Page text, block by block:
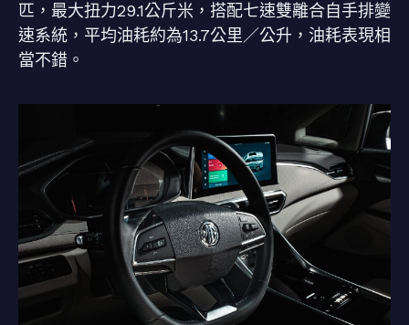
匹，最大扭力29.1公斤米，搭配七速雙離合自手排變
速系統，平均油耗約為13.7公里／公升，油耗表現相
當不錯。